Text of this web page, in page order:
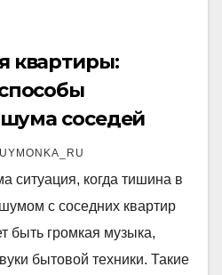
квартиры:
шума соседей
UYMONKA_RU
ситуация, когда тишина в
с соседних квартир
быть громкая музыка,
бытовой техники. Такие